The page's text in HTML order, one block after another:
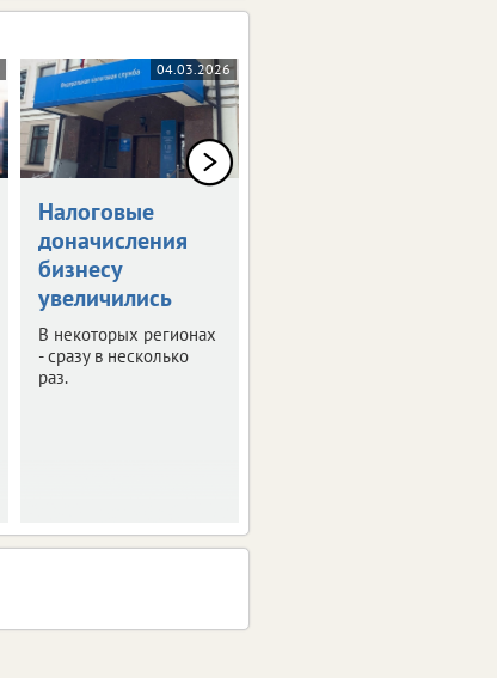
04.03.2026
Налоговые
доначисления
бизнесу
увеличились
В некоторых регионах
- сразу в несколько
раз.